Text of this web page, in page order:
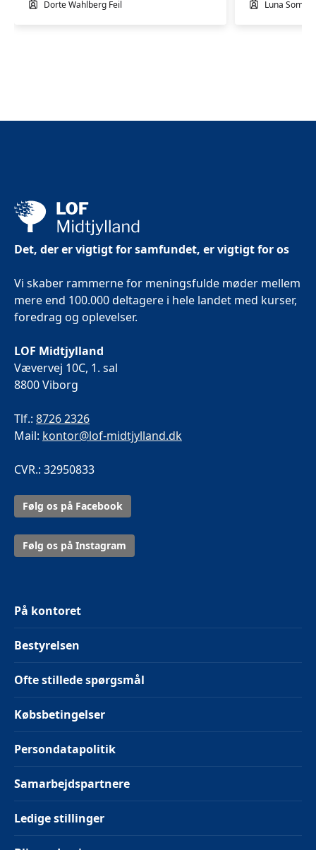
Dorte Wahlberg Feil
Luna
Det, der er vigtigt for samfundet, er vigtigt for os
Vi skaber rammerne for meningsfulde møder mellem
mere end 100.000 deltagere i hele landet med kurser,
foredrag og oplevelser.
LOF Midtjylland
Vævervej 10C, 1. sal
8800 Viborg
Tlf.: 8726 2326
Mail: kontor@lof-midtjylland.dk
CVR.: 32950833
Følg os på Facebook
Følg os på Instagram
På kontoret
Bestyrelsen
Ofte stillede spørgsmål
Købsbetingelser
Persondatapolitik
Samarbejdspartnere
Ledige stillinger